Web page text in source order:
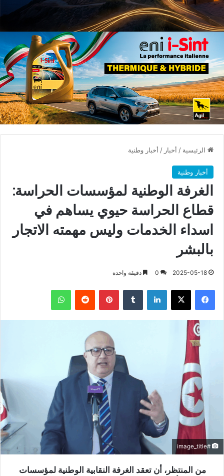
الرئيسية / أخبار / أخبار وطنية
أخبار وطنية
الغرفة الوطنية لمؤسسات الحراسة:
قطاع الحراسة حيوي يساهم في
اسداء الخدمات وليس مهمته الاتجار
بالبشر
2025-05-18
0 دقيقة واحدة
فيسبوك X لينكدإن بينتيريست واتساب
#image_title
من المنتظر، أن تعقد الغرفة النقابية الوطنية لمؤسسات